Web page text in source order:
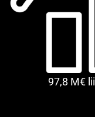
97,8 M€